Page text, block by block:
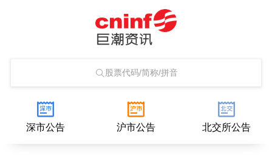
股票代码/简称/拼音
深市公告 沪市公告 北交所公告